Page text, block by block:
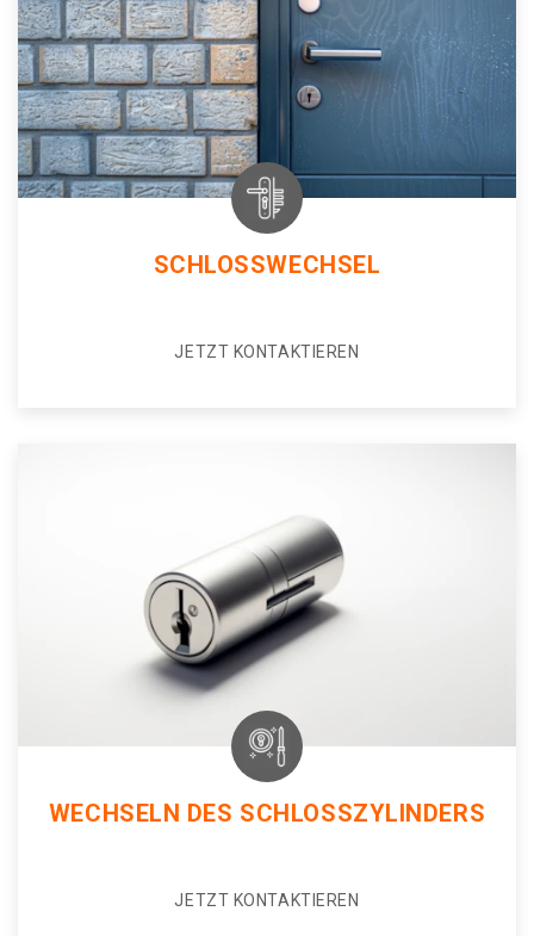
SCHLOSSWECHSEL
JETZT KONTAKTIEREN
WECHSELN DES SCHLOSSZYLINDERS
JETZT KONTAKTIEREN